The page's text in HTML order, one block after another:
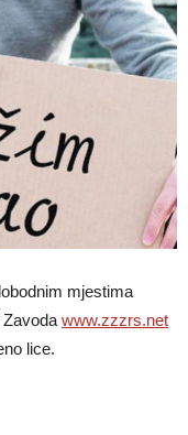
mjestima
www.zzzrs.net
lice.